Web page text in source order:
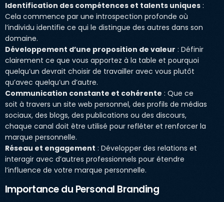
Identification des compétences et talents uniques :
Cela commence par une introspection profonde où
l’individu identifie ce qui le distingue des autres dans son
domaine.
Développement d’une proposition de valeur : Définir
clairement ce que vous apportez à la table et pourquoi
quelqu’un devrait choisir de travailler avec vous plutôt
qu’avec quelqu’un d’autre.
Communication constante et cohérente : Que ce
soit à travers un site web personnel, des profils de médias
sociaux, des blogs, des publications ou des discours,
chaque canal doit être utilisé pour refléter et renforcer la
marque personnelle.
Réseau et engagement : Développer des relations et
interagir avec d’autres professionnels pour étendre
l’influence de votre marque personnelle.
Importance du Personal Branding